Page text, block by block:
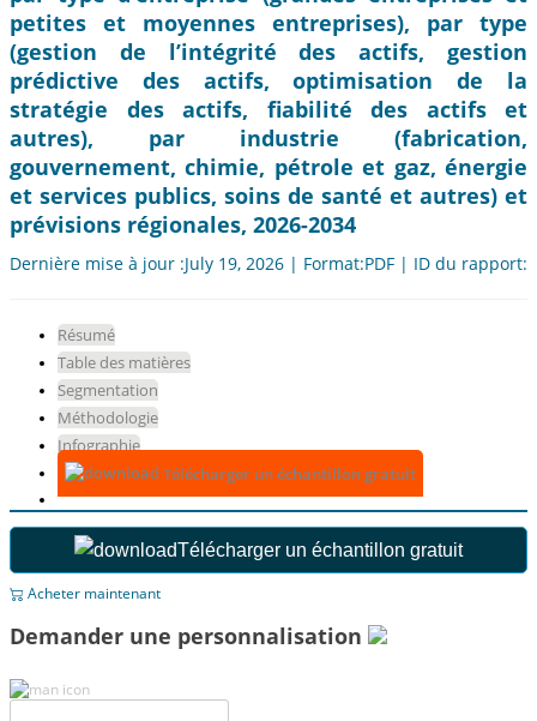
petites et moyennes entreprises), par type
(gestion de l’intégrité des actifs, gestion
prédictive des actifs, optimisation de la
stratégie des actifs, fiabilité des actifs et
autres), par industrie (fabrication,
gouvernement, chimie, pétrole et gaz, énergie
et services publics, soins de santé et autres) et
prévisions régionales, 2026-2034
Dernière mise à jour :July 19, 2026 | Format:PDF | ID du rapport:
Résumé
Table des matières
Segmentation
Méthodologie
Infographie
Télécharger un échantillon gratuit
Télécharger un échantillon gratuit
Acheter maintenant
Demander une personnalisation